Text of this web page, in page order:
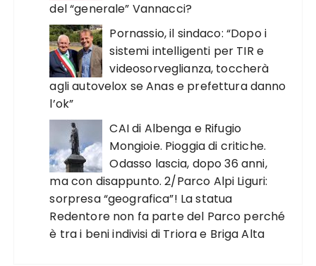
del “generale” Vannacci?
Pornassio, il sindaco: “Dopo i
sistemi intelligenti per TIR e
videosorveglianza, toccherà
agli autovelox se Anas e prefettura danno
l’ok”
CAI di Albenga e Rifugio
Mongioie. Pioggia di critiche.
Odasso lascia, dopo 36 anni,
ma con disappunto. 2/Parco Alpi Liguri:
sorpresa “geografica”! La statua
Redentore non fa parte del Parco perché
è tra i beni indivisi di Triora e Briga Alta